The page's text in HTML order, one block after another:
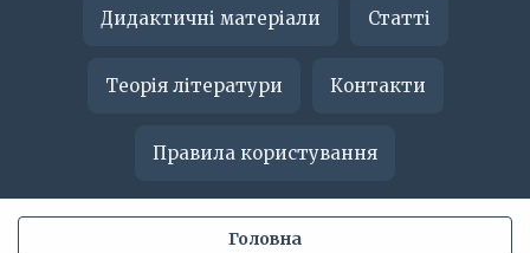
Дидактичні матеріали Статті
Теорія літератури Контакти
Правила користування
Головна